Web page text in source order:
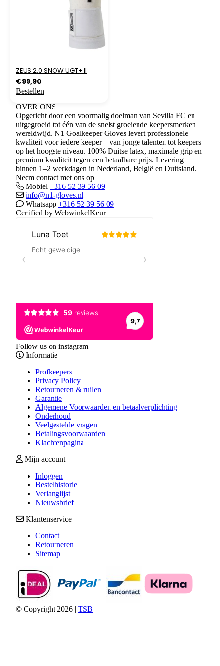
ZEUS 2.0 SNOW UGT+ II
€99,90
Bestellen
OVER ONS
Opgericht door een voormalig doelman van Sevilla FC en
uitgegroeid tot één van de snelst groeiende keepersmerken
wereldwijd. N1 Goalkeeper Gloves levert professionele
kwaliteit voor iedere keeper – van jonge talenten tot keepers
op het hoogste niveau. 100% Duitse latex, maximale grip en
premium kwaliteit tegen een betaalbare prijs. Levering
binnen 1–2 werkdagen in Nederland, België en Duitsland.
Neem contact met ons op
Mobiel +316 52 39 56 09
info@n1-gloves.nl
Whatsapp +316 52 39 56 09
Certified by WebwinkelKeur
Follow us on instagram
Informatie
Profkeepers
Privacy Policy
Retourneren & ruilen
Garantie
Algemene Voorwaarden en betaalverplichting
Onderhoud
Veelgestelde vragen
Betalingsvoorwaarden
Klachtenpagina
Mijn account
Inloggen
Bestelhistorie
Verlanglijst
Nieuwsbrief
Klantenservice
Contact
Retourneren
Sitemap
© Copyright 2026 | TSB